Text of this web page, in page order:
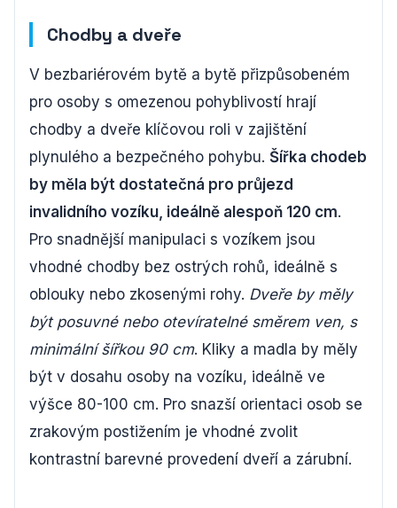
Chodby a dveře
V bezbariérovém bytě a bytě přizpůsobeném
pro osoby s omezenou pohyblivostí hrají
chodby a dveře klíčovou roli v zajištění
plynulého a bezpečného pohybu. Šířka chodeb
by měla být dostatečná pro průjezd
invalidního vozíku, ideálně alespoň 120 cm.
Pro snadnější manipulaci s vozíkem jsou
vhodné chodby bez ostrých rohů, ideálně s
oblouky nebo zkosenými rohy. Dveře by měly
být posuvné nebo otevíratelné směrem ven, s
minimální šířkou 90 cm. Kliky a madla by měly
být v dosahu osoby na vozíku, ideálně ve
výšce 80-100 cm. Pro snazší orientaci osob se
zrakovým postižením je vhodné zvolit
kontrastní barevné provedení dveří a zárubní.